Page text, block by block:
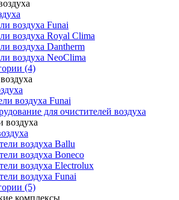
воздуха Funai
воздуха Royal Clima
воздуха Dantherm
воздуха NeoClima
(4)
воздуха Funai
для очистителей воздуха
воздуха Ballu
воздуха Boneco
воздуха Electrolux
воздуха Funai
(5)